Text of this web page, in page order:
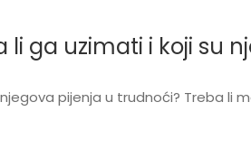
ga uzimati i koji su
pijenja u trudnoći? Treba li